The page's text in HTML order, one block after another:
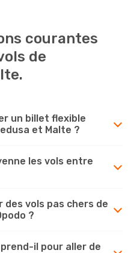
courantes
de
un billet flexible
et Malte ?
les vols entre
vols pas chers de
?
il pour aller de